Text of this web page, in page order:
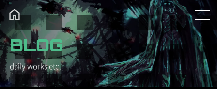
BLOG
daily works etc.